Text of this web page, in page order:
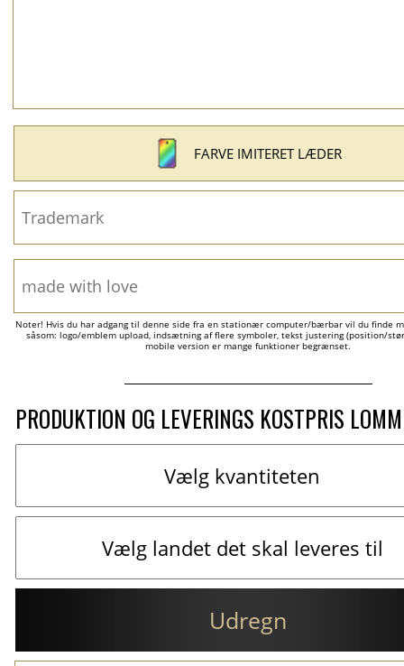
FARVE IMITERET LÆDER
Noter! Hvis du har adgang til denne side fra en stationær computer/bærbar vil du finde
såsom: logo/emblem upload, indsætning af flere symboler, tekst justering (position/
mobile version er mange funktioner begrænset.
PRODUKTION OG LEVERINGS KOSTPRIS
Udregn